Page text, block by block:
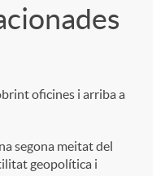
oficines i arriba a
segona meitat del
geopolítica i